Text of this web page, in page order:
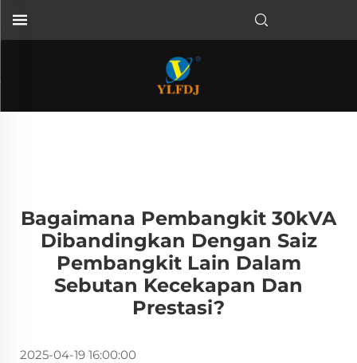
Bagaimana Pembangkit 30kVA
Dibandingkan Dengan Saiz
Pembangkit Lain Dalam
Sebutan Kecekapan Dan
Prestasi?
2025-04-19 16:00:00